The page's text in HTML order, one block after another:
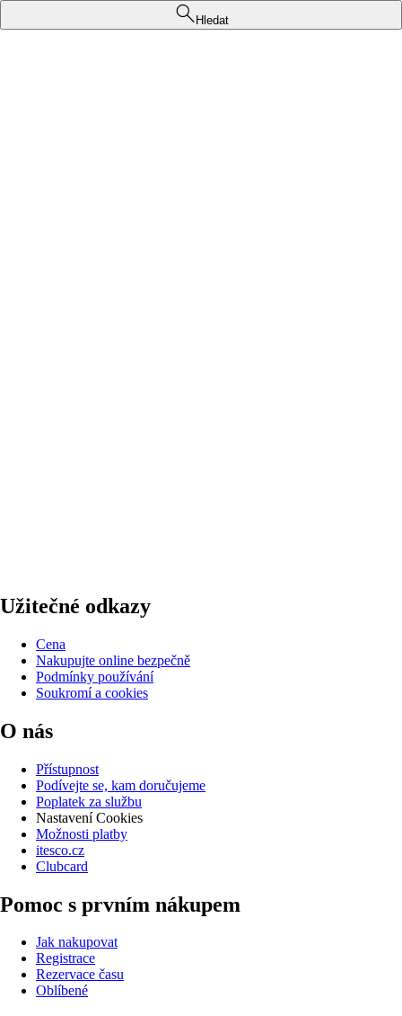
Hledat
Užitečné odkazy
Cena
Nakupujte online bezpečně
Podmínky používání
Soukromí a cookies
O nás
Přístupnost
Podívejte se, kam doručujeme
Poplatek za službu
Nastavení Cookies
Možnosti platby
itesco.cz
Clubcard
Pomoc s prvním nákupem
Jak nakupovat
Registrace
Rezervace času
Oblíbené